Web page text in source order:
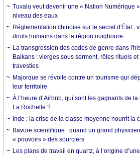
Tuvalu veut devenir une « Nation Numérique
niveau des eaux
Réglementation chinoise sur le secret d'État :
droits humains dans la région ouïghoure
La transgression des codes de genre dans
Balkans : vierges sous serment, rôles rituels
travesties
Majorque se révolte contre un tourisme qui
leur territoire
À l’heure d’Airbnb, qui sont les gagnants de
La Rochelle ?
Inde : la crise de la classe moyenne nourrit la
Bavure scientifique : quand un grand
« pouvoirs » des sourciers
Les plans de travail en quartz, à l’origine